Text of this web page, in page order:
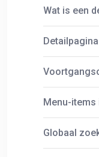
Wat is een
Menu-items
Globaal